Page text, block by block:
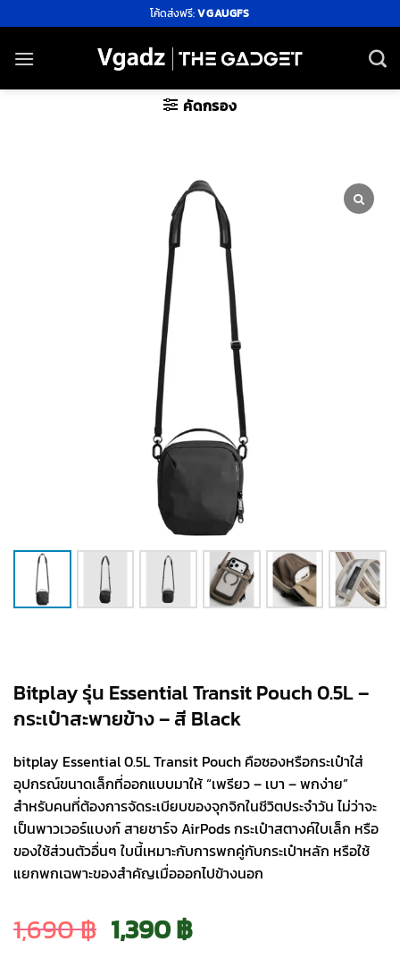
ไป
ยัง
โค้ดส่งฟรี:VGAUGFS
คัดกรอง
Bitplay รุ่น Essential Transit Pouch 0.5L –
กระเป๋าสะพายข้าง – สี Black
bitplay Essential 0.5L Transit Pouch คือซองหรือกระเป๋าใส่
อุปกรณ์ขนาดเล็กที่ออกแบบมาให้ “เพรียว – เบา – พกง่าย”
สำหรับคนที่ต้องการจัดระเบียบของจุกจิกในชีวิตประจำวัน ไม่ว่าจะ
เป็นพาวเวอร์แบงก์ สายชาร์จ AirPods กระเป๋าสตางค์ใบเล็ก หรือ
ของใช้ส่วนตัวอื่นๆ ใบนี้เหมาะกับการพกคู่กับกระเป๋าหลัก หรือใช้
แยกพกเฉพาะของสำคัญเมื่อออกไปข้างนอก
1,690฿ Original
1,390฿Current